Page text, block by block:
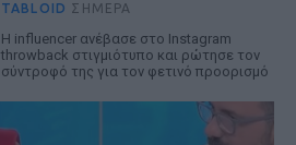
TABLOID ΣΉΜΕΡΑ
Η influencer ανέβασε στο Instagram
throwback στιγμιότυπο και ρώτησε τον
σύντροφό της για τον φετινό προορισμό